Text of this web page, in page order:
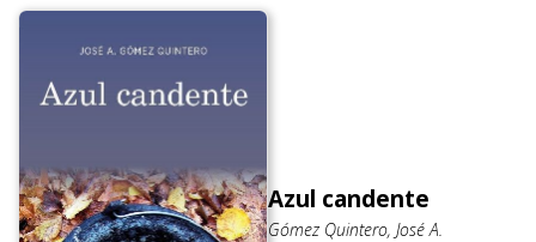
Azul candente
Gómez Quintero, José A.